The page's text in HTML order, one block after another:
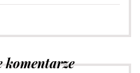
komentarze